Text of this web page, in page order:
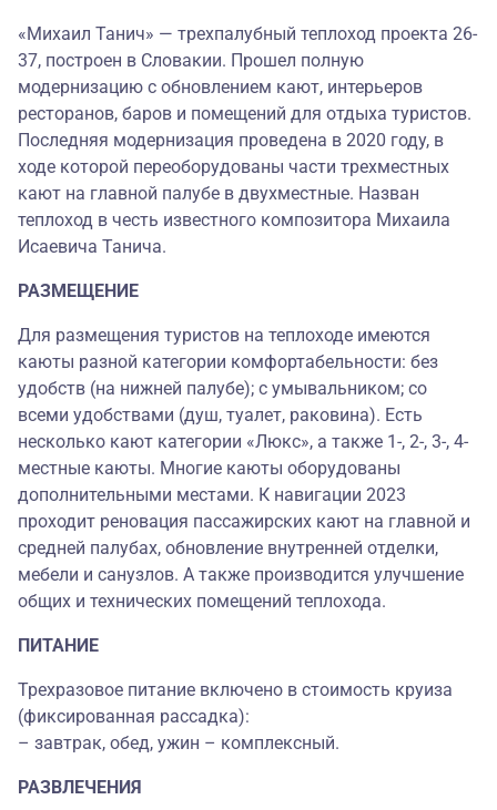
«Михаил Танич» — трехпалубный теплоход проекта 26-
37, построен в Словакии. Прошел полную
модернизацию с обновлением кают, интерьеров
ресторанов, баров и помещений для отдыха туристов.
Последняя модернизация проведена в 2020 году, в
ходе которой переоборудованы части трехместных
кают на главной палубе в двухместные. Назван
теплоход в честь известного композитора Михаила
Исаевича Танича.
РАЗМЕЩЕНИЕ
Для размещения туристов на теплоходе имеются
каюты разной категории комфортабельности: без
удобств (на нижней палубе); с умывальником; со
всеми удобствами (душ, туалет, раковина). Есть
несколько кают категории «Люкс», а также 1-, 2-, 3-, 4-
местные каюты. Многие каюты оборудованы
дополнительными местами. К навигации 2023
проходит реновация пассажирских кают на главной и
средней палубах, обновление внутренней отделки,
мебели и санузлов. А также производится улучшение
общих и технических помещений теплохода.
ПИТАНИЕ
Трехразовое питание включено в стоимость круиза
(фиксированная рассадка):
– завтрак, обед, ужин – комплексный.
РАЗВЛЕЧЕНИЯ